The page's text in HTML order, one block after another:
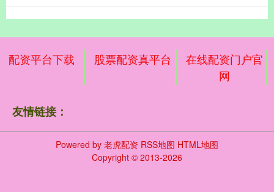
配资平台下载 股票配资真平台
在线配资门户官
网
友情链接：
Powered by 老虎配资 RSS地图 HTML地图
Copyright © 2013-2026